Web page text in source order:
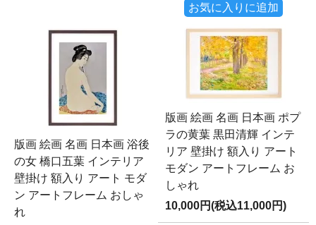
お気に入りに追加
版画 絵画 名画 日本画 浴後
の女 橋口五葉 インテリア
壁掛け 額入り アート モダ
ン アートフレーム おしゃ
れ
版画 絵画 名画 日本画 ポプ
ラの黄葉 黒田清輝 インテ
リア 壁掛け 額入り アート
モダン アートフレーム お
しゃれ
10,000円(税込11,000円)